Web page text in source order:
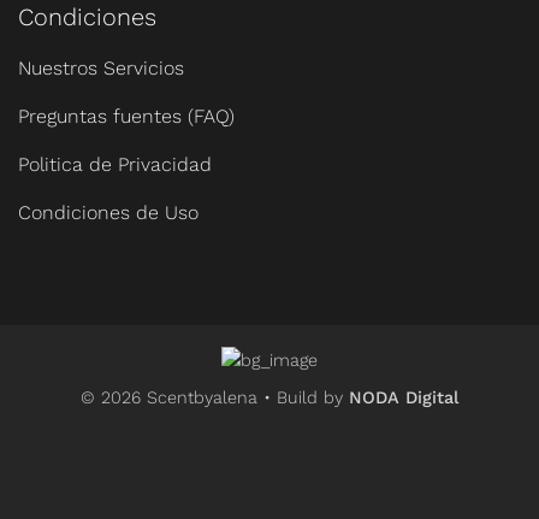
Condiciones
Nuestros Servicios
Preguntas fuentes (FAQ)
Politica de Privacidad
Condiciones de Uso
© 2026 Scentbyalena • Build by NODA Digital